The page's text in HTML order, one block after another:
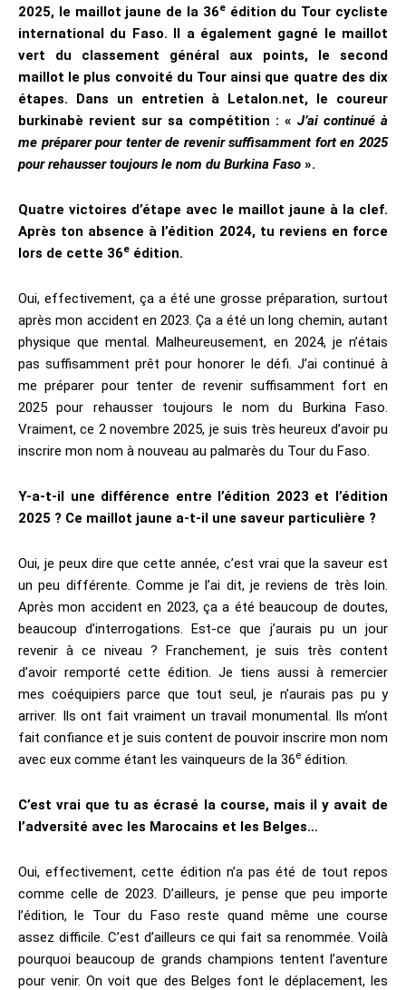
2025, le maillot jaune de la 36eédition du Tour cycliste
international du Faso. Il a également gagné le maillot
vert du classement général aux points, le second
maillot le plus convoité du Tour ainsi que quatre des dix
étapes. Dans un entretien à Letalon.net, le coureur
burkinabè revient sur sa compétition : « J’ai continué à
me préparer pour tenter de revenir suffisamment fort en 2025
pour rehausser toujours le nom du Burkina Faso ».
Quatre victoires d’étape avec le maillot jaune à la clef.
Après ton absence à l’édition 2024, tu reviens en force
lors de cette 36e édition.
Oui, effectivement, ça a été une grosse préparation, surtout
après mon accident en 2023. Ça a été un long chemin, autant
physique que mental. Malheureusement, en 2024, je n’étais
pas suffisamment prêt pour honorer le défi. J’ai continué à
me préparer pour tenter de revenir suffisamment fort en
2025 pour rehausser toujours le nom du Burkina Faso.
Vraiment, ce 2 novembre 2025, je suis très heureux d’avoir pu
inscrire mon nom à nouveau au palmarès du Tour du Faso.
Y-a-t-il une différence entre l’édition 2023 et l’édition
2025 ? Ce maillot jaune a-t-il une saveur particulière ?
Oui, je peux dire que cette année, c’est vrai que la saveur est
un peu différente. Comme je l’ai dit, je reviens de très loin.
Après mon accident en 2023, ça a été beaucoup de doutes,
beaucoup d’interrogations. Est-ce que j’aurais pu un jour
revenir à ce niveau ? Franchement, je suis très content
d’avoir remporté cette édition. Je tiens aussi à remercier
mes coéquipiers parce que tout seul, je n’aurais pas pu y
arriver. Ils ont fait vraiment un travail monumental. Ils m’ont
fait confiance et je suis content de pouvoir inscrire mon nom
avec eux comme étant les vainqueurs de la 36e édition.
C’est vrai que tu as écrasé la course, mais il y avait de
l’adversité avec les Marocains et les Belges…
Oui, effectivement, cette édition n’a pas été de tout repos
comme celle de 2023. D’ailleurs, je pense que peu importe
l’édition, le Tour du Faso reste quand même une course
assez difficile. C’est d’ailleurs ce qui fait sa renommée. Voilà
pourquoi beaucoup de grands champions tentent l’aventure
pour venir. On voit que des Belges font le déplacement, les